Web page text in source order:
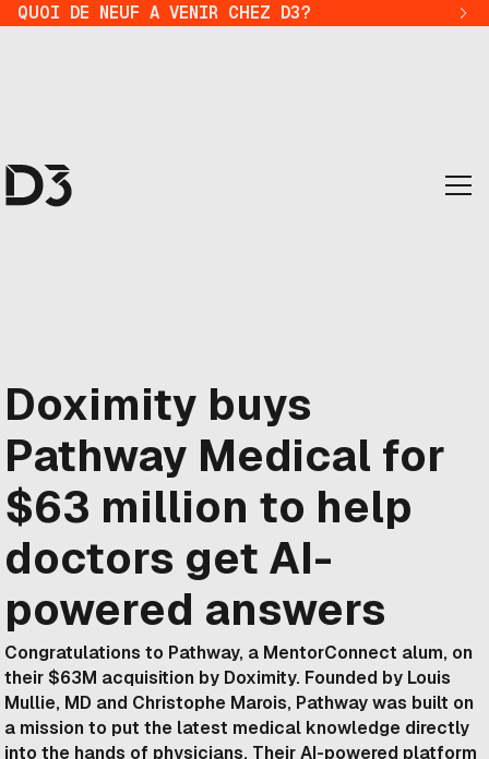
QUOI DE NEUF A VENIR CHEZ D3?
Doximity buys
Pathway Medical for
$63 million to help
doctors get AI-
powered answers
Congratulations to Pathway, a MentorConnect alum, on
their $63M acquisition by Doximity. Founded by Louis
Mullie, MD and Christophe Marois, Pathway was built on
a mission to put the latest medical knowledge directly
into the hands of physicians. Their AI-powered platform